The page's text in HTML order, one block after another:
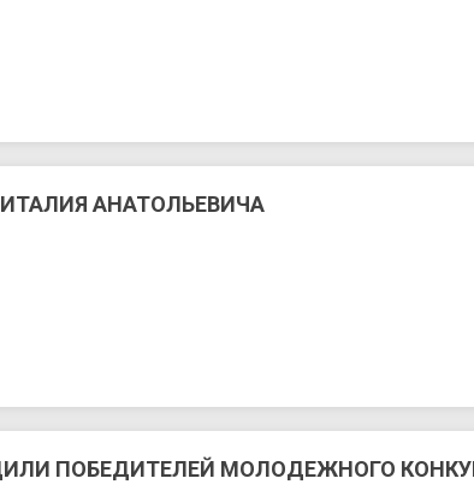
АНАТОЛЬЕВИЧА
ПОБЕДИТЕЛЕЙ МОЛОДЕЖНОГО